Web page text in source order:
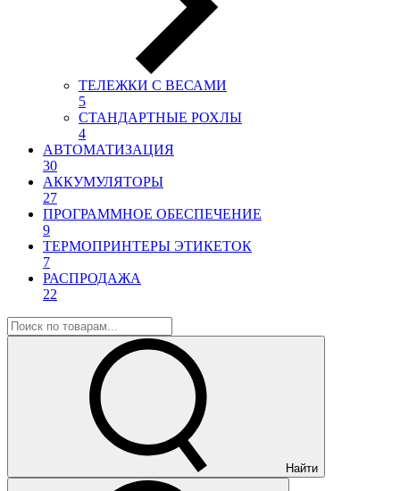
ТЕЛЕЖКИ С ВЕСАМИ
5
СТАНДАРТНЫЕ РОХЛЫ
4
АВТОМАТИЗАЦИЯ
30
АККУМУЛЯТОРЫ
27
ПРОГРАММНОЕ ОБЕСПЕЧЕНИЕ
9
ТЕРМОПРИНТЕРЫ ЭТИКЕТОК
7
РАСПРОДАЖА
22
Найти